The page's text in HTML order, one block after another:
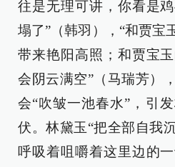
往是无理可讲，你看是
塌了”（韩羽），“和贾宝
带来艳阳高照；和贾宝
会阴云满空”（马瑞芳）
会“吹皱一池春水”，引
伏。林黛玉“把全部自我
呼吸着咀嚼着这里边的